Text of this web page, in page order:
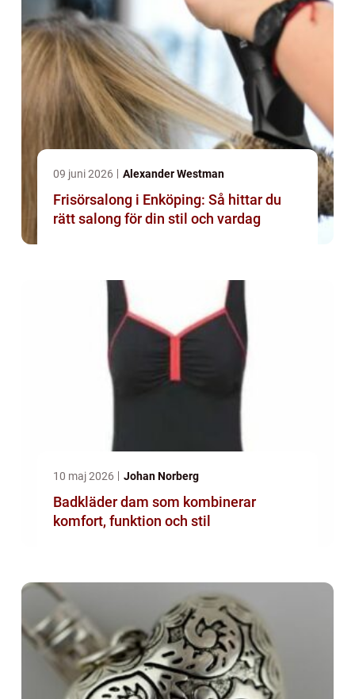
09 juni 2026 Alexander Westman
Frisörsalong i Enköping: Så hittar du
rätt salong för din stil och vardag
10 maj 2026 Johan Norberg
Badkläder dam som kombinerar
komfort, funktion och stil